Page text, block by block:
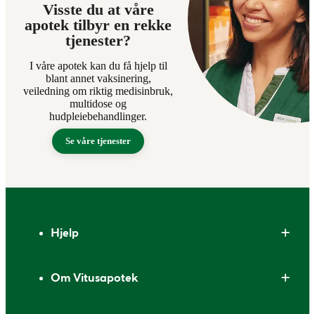
Visste du at våre
apotek tilbyr en rekke
tjenester?
I våre apotek kan du få hjelp til
blant annet vaksinering,
veiledning om riktig medisinbruk,
multidose og
hudpleiebehandlinger.
Se våre tjenester
Hjelp
Om Vitusapotek